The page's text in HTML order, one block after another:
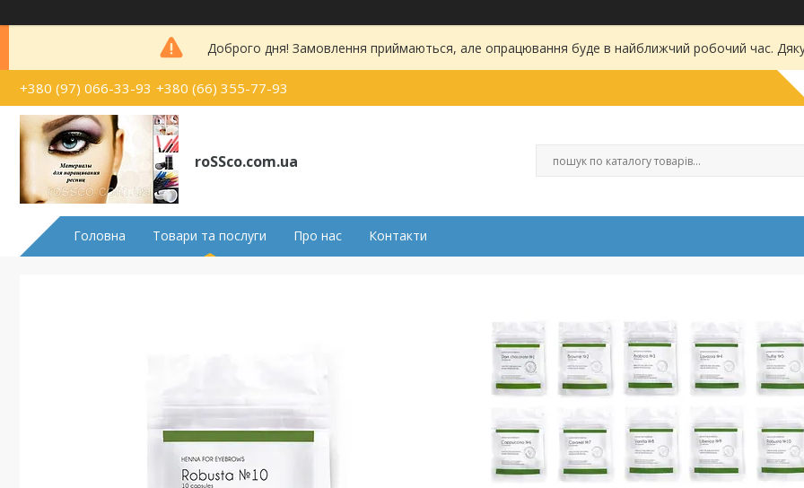
Доброго дня! Замовлення приймаються, але опрацювання буде в найближчий робочий час.
+380 (97) 066-33-93 +380 (66) 355-77-93
roSSco.com.ua
Головна Товари та послуги Про нас Контакти